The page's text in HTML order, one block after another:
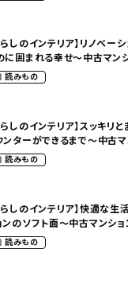
らしのインテリア】リノベー
に囲まれる幸せ～中古マン
たコダワリの暮らし（
読みもの
らしのインテリア】スッキリ
ンターができるまで～中古
叶えたコダワリの暮らし（
読みもの
らしのインテリア】快適な生
ンのソフト面～中古マンショ
コダワリの暮らし（
読みもの